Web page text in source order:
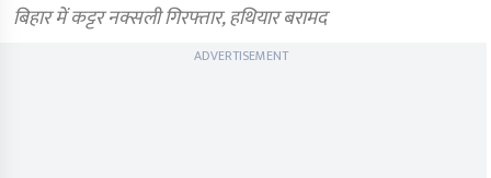
बिहार में कट्टर नक्सली गिरफ्तार, हथियार बरामद
ADVERTISEMENT